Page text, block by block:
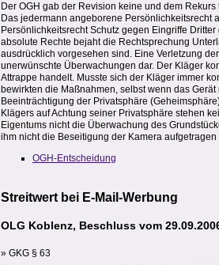
Der OGH gab der Revision keine und dem
Das jedermann angeborene Persönlichkeitsrecht
Persönlichkeitsrecht Schutz gegen Eingriffe
absolute Rechte bejaht die Rechtsprechung
ausdrücklich vorgesehen sind. Eine Verletzung
unerwünschte Überwachungen dar. Der Kläger
Attrappe handelt. Musste sich der Kläger immer
bewirkten die Maßnahmen, selbst wenn das
Beeinträchtigung der Privatsphäre
Klägers auf Achtung seiner Privatsphäre stehen
Eigentums nicht die Überwachung des
ihm nicht die Beseitigung der Kamera aufgetragen
OGH-Entscheidung
Streitwert bei E-Mail-Werbung
OLG Koblenz, Beschluss vom
» GKG § 63